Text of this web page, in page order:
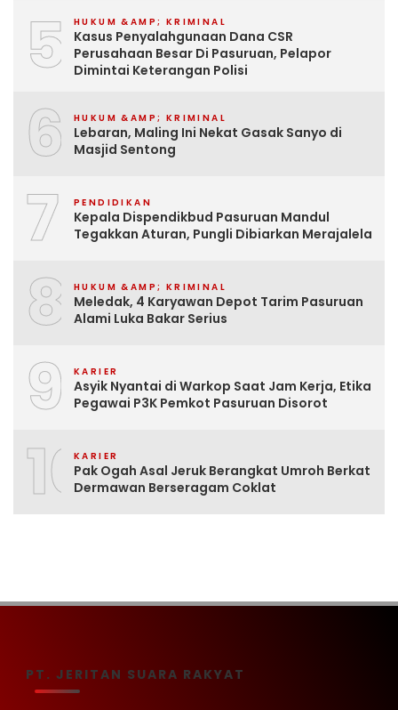
5 HUKUM &AMP; KRIMINAL
Kasus Penyalahgunaan Dana CSR
Perusahaan Besar Di Pasuruan, Pelapor
Dimintai Keterangan Polisi
6 HUKUM &AMP; KRIMINAL
Lebaran, Maling Ini Nekat Gasak Sanyo di
Masjid Sentong
7 PENDIDIKAN
Kepala Dispendikbud Pasuruan Mandul
Tegakkan Aturan, Pungli Dibiarkan Merajalela
8 HUKUM &AMP; KRIMINAL
Meledak, 4 Karyawan Depot Tarim Pasuruan
Alami Luka Bakar Serius
9 KARIER
Asyik Nyantai di Warkop Saat Jam Kerja, Etika
Pegawai P3K Pemkot Pasuruan Disorot
10KARIER
Pak Ogah Asal Jeruk Berangkat Umroh Berkat
Dermawan Berseragam Coklat
PT. JERITAN SUARA RAKYAT